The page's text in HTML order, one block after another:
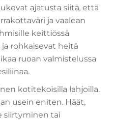
ajatusta siitä, että
ja vaalean
keittiössä
rohkaisevat heitä
ruoan valmistelussa
kotitekoisilla lahjoilla.
usein eniten. Häät,
siirtyminen tai